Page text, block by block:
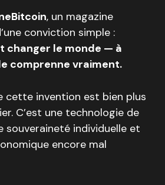
, un magazine
conviction simple :
changer le monde — à
comprenne vraiment.
cette invention est bien plus
C’est une technologie de
souveraineté individuelle et
encore mal